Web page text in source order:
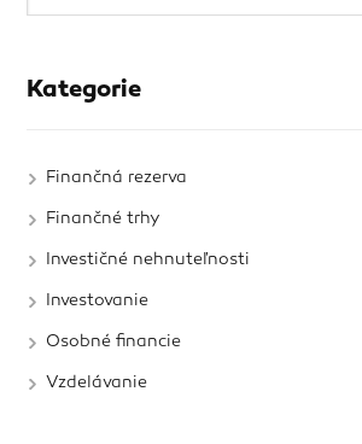
Kategorie
Finančná rezerva
Finančné trhy
Investičné nehnuteľnosti
Investovanie
Osobné financie
Vzdelávanie